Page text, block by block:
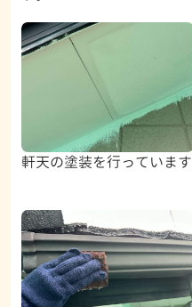
軒天の塗装を行っています